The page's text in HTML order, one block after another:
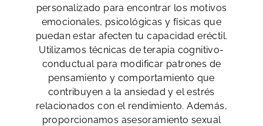
personalizado para encontrar los motivos
emocionales, psicológicas y físicas que
puedan estar afecten tu capacidad eréctil.
Utilizamos técnicas de terapia cognitivo-
conductual para modificar patrones de
pensamiento y comportamiento que
contribuyen a la ansiedad y el estrés
relacionados con el rendimiento. Además,
proporcionamos asesoramiento sexual